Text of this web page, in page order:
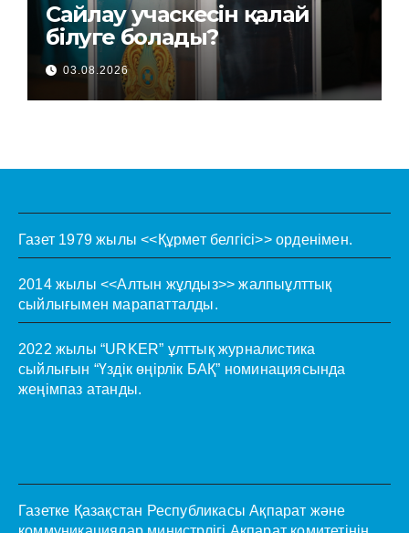
Сайлау учаскесін қалай
білуге болады?
03.08.2026
Газет 1979 жылы <<Құрмет белгісі>> орденімен.
2014 жылы <<Алтын жұлдыз>> жалпыұлттық
сыйлығымен марапатталды.
2022 жылы “URKER” ұлттық журналистика
сыйлығын “Үздік өңірлік БАҚ” номинациясында
жеңімпаз атанды.
Газетке Қазақстан Республикасы Ақпарат және